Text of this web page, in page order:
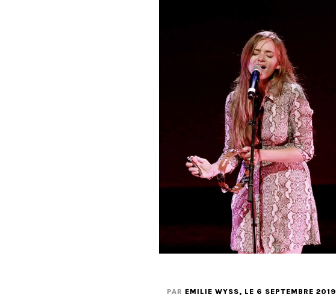
PAR EMILIE WYSS, LE 6 SEPTEMBRE 2019